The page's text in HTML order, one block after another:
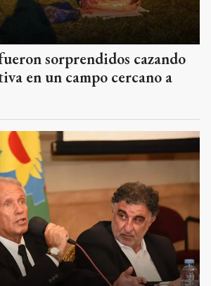
sorprendidos cazando
en un campo cercano a